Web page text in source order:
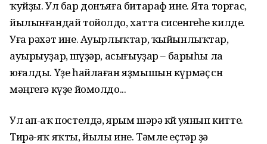
ҡуйҙы. Ул бар донъяға битараф ине. Ята торғас,
йылынғандай тойолдо, хатта сисенгеһе килде.
Уға рәхәт ине. Ауырлыҡтар, ҡыйынлыҡтар,
ауырыуҙар, өшөүҙәр, асығыуҙар – барыһы ла
юғалды. Үҙе һайлаған яҙмышын күрмәҫ өсөн
мәңгегә күҙе йомолдо...
Ул ап-аҡ постелдә, ярым шәрә көйө уянып китте.
Тирә-яҡ яҡты, йылы ине. Тәмле еҫтәр ҙә